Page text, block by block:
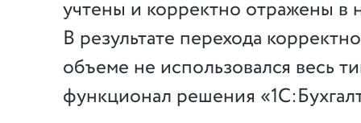
учтены и корректно отражены в
В результате перехода
объеме не использовался весь
функционал решения